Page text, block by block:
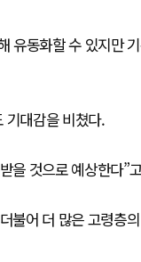
유동화할 수 있지만
기대감을 비쳤다.
을 것으로 예상한다”
불어 더 많은 고령층